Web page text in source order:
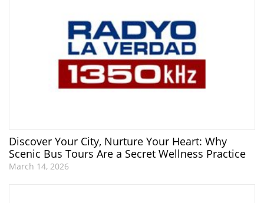
Discover Your City, Nurture Your Heart: Why
Scenic Bus Tours Are a Secret Wellness Practice
March 14, 2026